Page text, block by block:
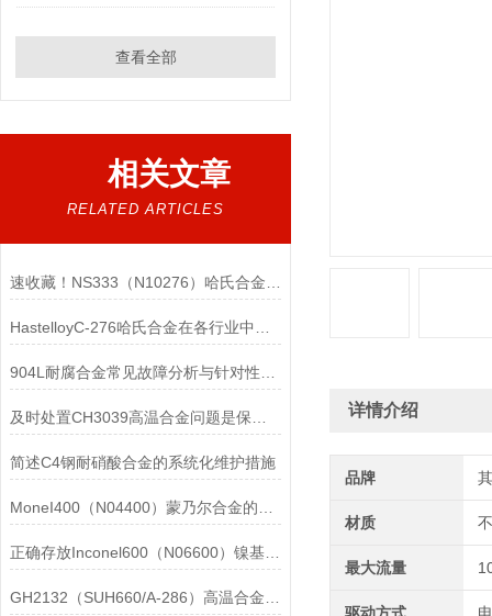
查看全部
相关文章
RELATED ARTICLES
简述C4钢耐硝酸合金的系统化维护措施
正确存放Inconel600（N06600）镍基合金的重要性介绍
详情介绍
品牌
材质
最大流量